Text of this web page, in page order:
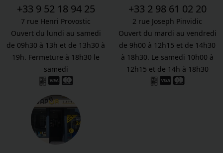
+33 9 52 18 94 25
7 rue Henri Provostic
Ouvert du lundi au samedi
de 09h30 à 13h et de 13h30 à
19h. Fermeture à 18h30 le
samedi
+33 2 98 61 02 20
2 rue Joseph Pinvidic
Ouvert du mardi au vendredi
de 9h00 à 12h15 et de 14h30
à 18h30. Le samedi 10h00 à
12h15 et de 14h à 18h30